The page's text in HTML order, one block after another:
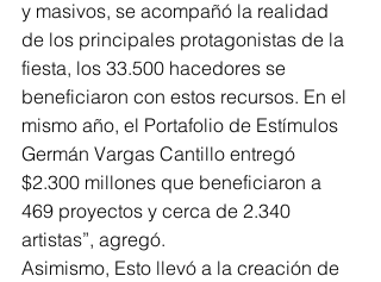
y masivos, se acompañó la realidad
de los principales protagonistas de la
fiesta, los 33.500 hacedores se
beneficiaron con estos recursos. En el
mismo año, el Portafolio de Estímulos
Germán Vargas Cantillo entregó
$2.300 millones que beneficiaron a
469 proyectos y cerca de 2.340
artistas”, agregó.
Asimismo, Esto llevó a la creación de